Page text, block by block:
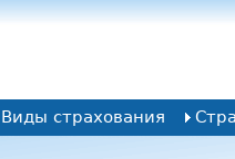
Виды страхования